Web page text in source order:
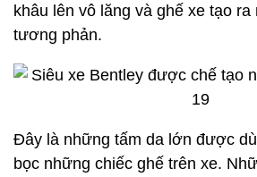
khâu lên vô lăng và ghế xe tạo
tương phản.
Đây là những tấm da lớn được
bọc những chiếc ghế trên xe.